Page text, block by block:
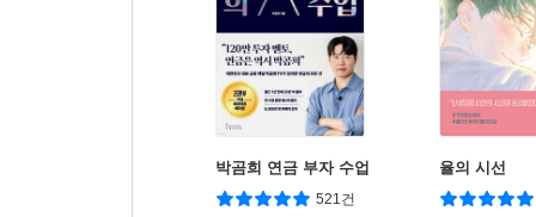
박곰희 연금 부자 수업
521건
율의 시선